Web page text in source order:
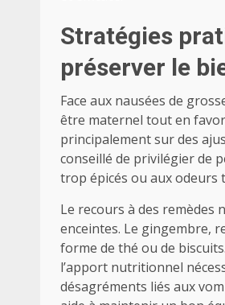
Stratégies
préserver le
Face aux nausées de
être maternel tout en
principalement sur des
conseillé de privilégier de
trop épicés ou aux odeurs
Le recours à des
enceintes. Le gingembre,
forme de thé ou de
l’apport nutritionnel
désagréments liés aux